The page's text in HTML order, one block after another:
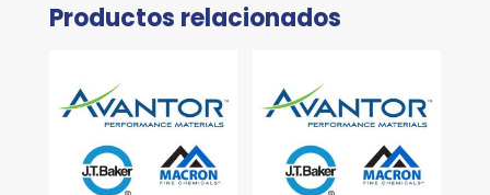
Productos relacionados